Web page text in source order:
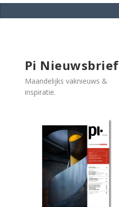
Pi Nieuwsbrief
Maandelijks vaknieuws &
inspiratie.